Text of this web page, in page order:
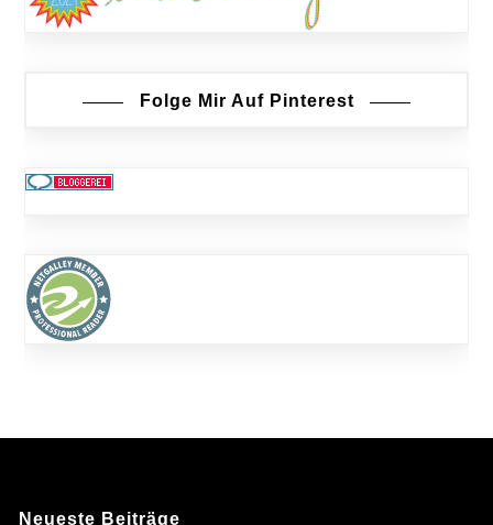
Folge Mir Auf Pinterest
Neueste Beiträge